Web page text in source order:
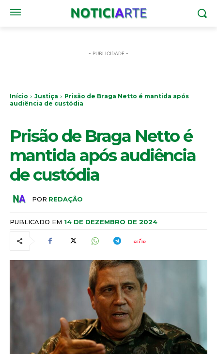
- PUBLICIDADE -
Início Justiça
Prisão de Braga Netto é mantida após
audiência de custódia
Prisão de Braga Netto é
mantida após audiência
de custódia
POR REDAÇÃO
PUBLICADO EM 14 DE DEZEMBRO DE 2024